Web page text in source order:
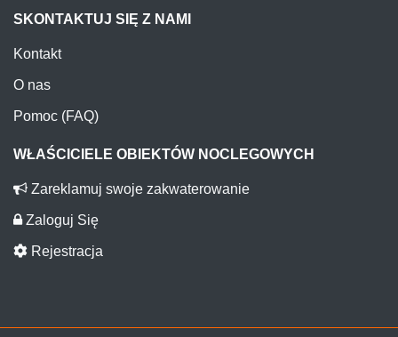
SKONTAKTUJ SIĘ Z NAMI
Kontakt
O nas
Pomoc (FAQ)
WŁAŚCICIELE OBIEKTÓW NOCLEGOWYCH
Zareklamuj swoje zakwaterowanie
Zaloguj Się
Rejestracja